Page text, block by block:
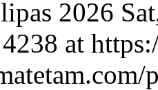
2026
4238 at